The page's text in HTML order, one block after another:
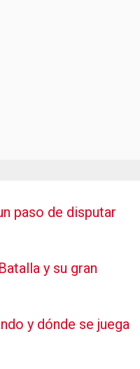
paso de disputar
Batalla y su gran
y dónde se juega